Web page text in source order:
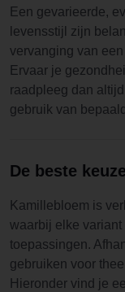
Een gevarieerde,
levensstijl zijn
vervanging van
Ervaar je
raadpleeg dan
gebruik van
De beste
Kamillebloem is
waarbij elke
toepassingen.
gebruiken voor
Hieronder vind je